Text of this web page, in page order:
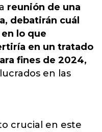
reunión de una
debatirán cuál
lo que
en un tratado
fines de 2024,
en las
crucial en este